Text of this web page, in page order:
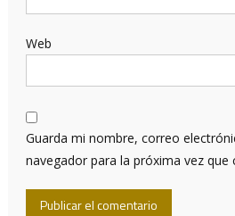
Web
Guarda mi nombre, correo
navegador para la próxima vez que